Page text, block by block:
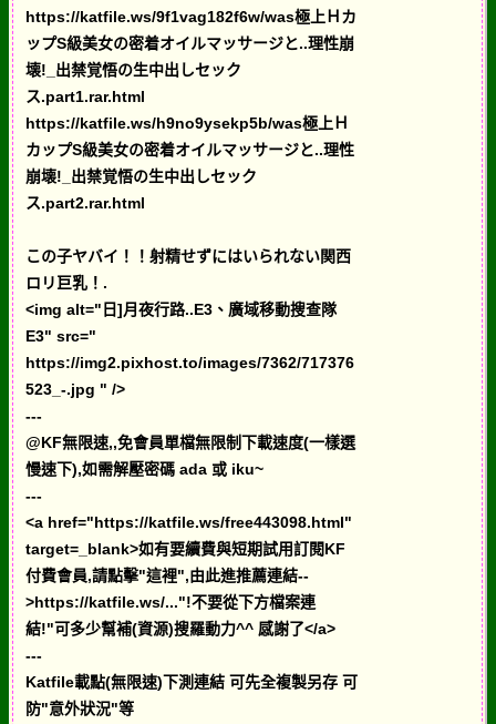
https://katfile.ws/9f1vag182f6w/was極上Ｈカ
ップS級美女の密着オイルマッサージと..理性崩
壊!_出禁覚悟の生中出しセック
ス.part1.rar.html
https://katfile.ws/h9no9ysekp5b/was極上Ｈ
カップS級美女の密着オイルマッサージと..理性
崩壊!_出禁覚悟の生中出しセック
ス.part2.rar.html
この子ヤバイ！！射精せずにはいられない関西
ロリ巨乳！.
<img alt="日]月夜行路..E3、廣域移動搜查隊
E3" src="
https://img2.pixhost.to/images/7362/717376
523_-.jpg " />
---
@KF無限速,,免會員單檔無限制下載速度(一樣選
慢速下),如需解壓密碼 ada 或 iku~
---
<a href="https://katfile.ws/free443098.html"
target=_blank>如有要續費與短期試用訂閱KF
付費會員,請點擊"這裡",由此進推薦連結--
>https://katfile.ws/..."!不要從下方檔案連
結!"可多少幫補(資源)搜羅動力^^ 感謝了</a>
---
Katfile載點(無限速)下測連結 可先全複製另存 可
防"意外狀況"等